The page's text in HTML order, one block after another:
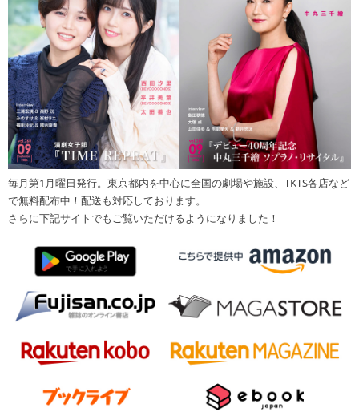
毎月第1月曜日発行。東京都内を中心に全国の劇場や施設、TKTS各店など
で無料配布中！配送も対応しております。
さらに下記サイトでもご覧いただけるようになりました！